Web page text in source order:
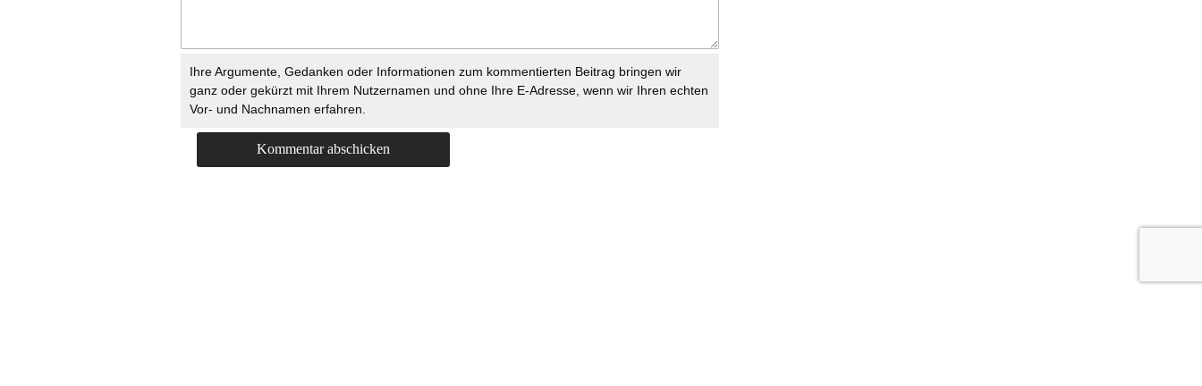
Ihre Argumente, Gedanken oder Informationen zum kommentierten Beitrag bringen wir
ganz oder gekürzt mit Ihrem Nutzernamen und ohne Ihre E-Adresse, wenn wir Ihren echten
Vor- und Nachnamen erfahren.